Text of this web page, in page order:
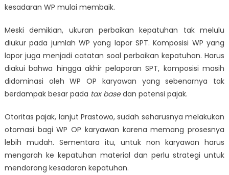
kesadaran WP mulai membaik.
Meski demikian, ukuran perbaikan kepatuhan tak melulu
diukur pada jumlah WP yang lapor SPT. Komposisi WP yang
lapor juga menjadi catatan soal perbaikan kepatuhan. Harus
diakui bahwa hingga akhir pelaporan SPT, komposisi masih
didominasi oleh WP OP karyawan yang sebenarnya tak
berdampak besar pada tax basedan potensi pajak.
Otoritas pajak, lanjut Prastowo, sudah seharusnya melakukan
otomasi bagi WP OP karyawan karena memang prosesnya
lebih mudah. Sementara itu, untuk non karyawan harus
mengarah ke kepatuhan material dan perlu strategi untuk
mendorong kesadaran kepatuhan.